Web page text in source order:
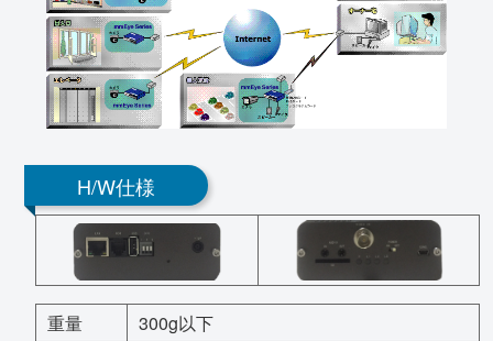
H/W仕様
重量
300g以下